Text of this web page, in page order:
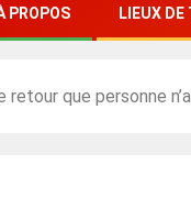
PROPOS LIEUX DE
retour que personne